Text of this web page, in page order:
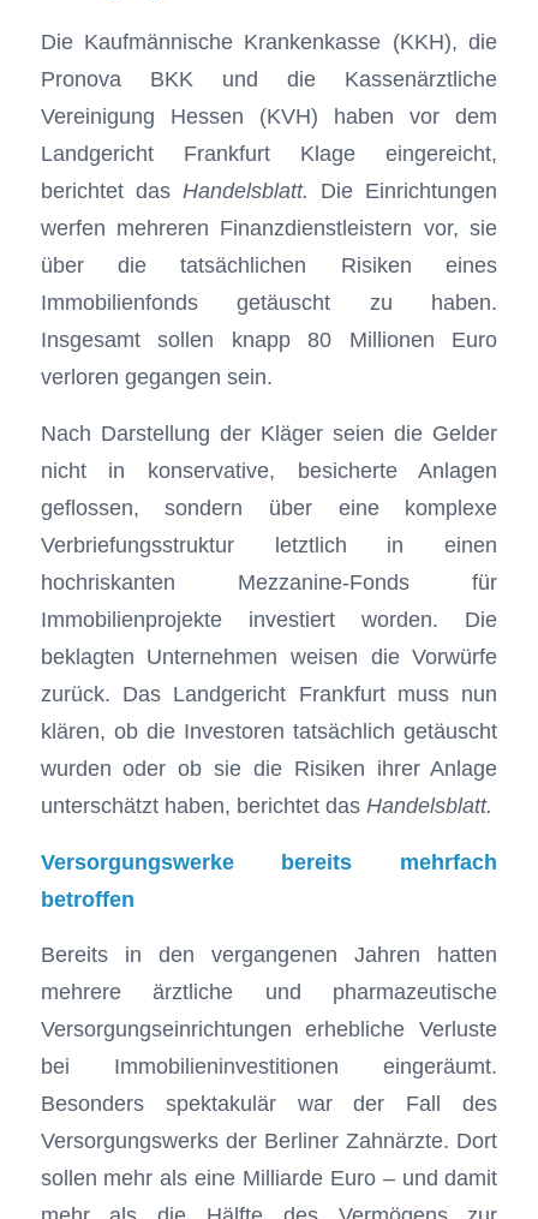
Die Kaufmännische Krankenkasse (KKH), die
Pronova BKK und die Kassenärztliche
Vereinigung Hessen (KVH) haben vor dem
Landgericht Frankfurt Klage eingereicht,
berichtet das Handelsblatt. Die Einrichtungen
werfen mehreren Finanzdienstleistern vor, sie
über die tatsächlichen Risiken eines
Immobilienfonds getäuscht zu haben.
Insgesamt sollen knapp 80 Millionen Euro
verloren gegangen sein.
Nach Darstellung der Kläger seien die Gelder
nicht in konservative, besicherte Anlagen
geflossen, sondern über eine komplexe
Verbriefungsstruktur letztlich in einen
hochriskanten Mezzanine-Fonds für
Immobilienprojekte investiert worden. Die
beklagten Unternehmen weisen die Vorwürfe
zurück. Das Landgericht Frankfurt muss nun
klären, ob die Investoren tatsächlich getäuscht
wurden oder ob sie die Risiken ihrer Anlage
unterschätzt haben, berichtet das Handelsblatt.
Versorgungswerke bereits mehrfach
betroffen
Bereits in den vergangenen Jahren hatten
mehrere ärztliche und pharmazeutische
Versorgungseinrichtungen erhebliche Verluste
bei Immobilieninvestitionen eingeräumt.
Besonders spektakulär war der Fall des
Versorgungswerks der Berliner Zahnärzte. Dort
sollen mehr als eine Milliarde Euro – und damit